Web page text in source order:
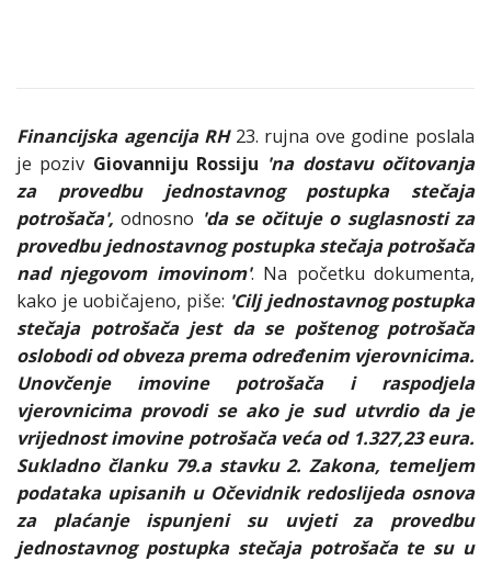
Financijska agencija RH23. rujna ove godine poslala
je poziv Giovanniju Rossiju 'na dostavu očitovanja
za provedbu jednostavnog postupka stečaja
potrošača',odnosno 'da se očituje o suglasnosti za
provedbu jednostavnog postupka stečaja potrošača
nad njegovom imovinom'. Na početku dokumenta,
kako je uobičajeno, piše: 'Cilj jednostavnog postupka
stečaja potrošača jest da se poštenog potrošača
oslobodi od obveza prema određenim vjerovnicima.
Unovčenje imovine potrošača i raspodjela
vjerovnicima provodi se ako je sud utvrdio da je
vrijednost imovine potrošača veća od 1.327,23 eura.
Sukladno članku 79.a stavku 2. Zakona, temeljem
podataka upisanih u Očevidnik redoslijeda osnova
za plaćanje ispunjeni su uvjeti za provedbu
jednostavnog postupka stečaja potrošača te su u